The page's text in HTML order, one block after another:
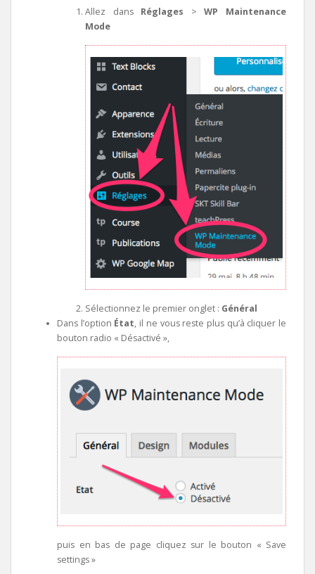
Allez dans Réglages >WP Maintenance
Mode
Sélectionnez le premier onglet : Général
Dans l’option État, il ne vous reste plus qu’à cliquer le
bouton radio « Désactivé »,
puis en bas de page cliquez sur le bouton « Save
settings »